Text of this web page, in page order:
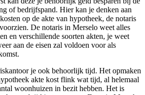
of bedrijfspand. Hier kan je denken aan
op de akte van hypotheek, de notaris
De notaris in Merselo weet alles
en verschillende soorten akten, je weet
aan de eisen zal voldoen voor als
je ook behoorlijk tijd. Het opmaken
akte kost flink wat tijd, al helemaal
woonhuizen in bezit hebben. Het is